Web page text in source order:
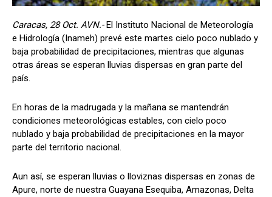
Caracas, 28 Oct. AVN.-El Instituto Nacional de Meteorología
e Hidrología (Inameh) prevé este martes cielo poco nublado y
baja probabilidad de precipitaciones, mientras que algunas
otras áreas se esperan lluvias dispersas en gran parte del
país.
En horas de la madrugada y la mañana se mantendrán
condiciones meteorológicas estables, con cielo poco
nublado y baja probabilidad de precipitaciones en la mayor
parte del territorio nacional.
Aun así, se esperan lluvias o lloviznas dispersas en zonas de
Apure, norte de nuestra Guayana Esequiba, Amazonas, Delta